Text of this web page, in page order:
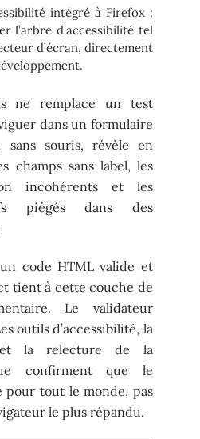
intégré à Firefox :
l’arbre d’accessibilité tel
d’écran, directement
ne remplace un test
dans un formulaire
sans souris, révèle en
champs sans label, les
incohérents et les
piégés dans des
code HTML valide et
tient à cette couche de
Le validateur
outils d’accessibilité, la
et la relecture de la
confirment que le
tout le monde, pas
le plus répandu.